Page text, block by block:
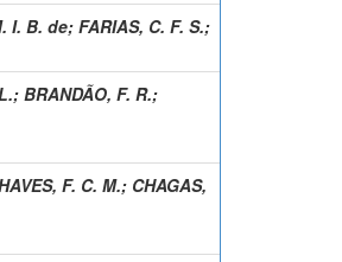
I. B. de; FARIAS, C. F. S.;
; BRANDÃO, F. R.;
F. C. M.; CHAGAS,